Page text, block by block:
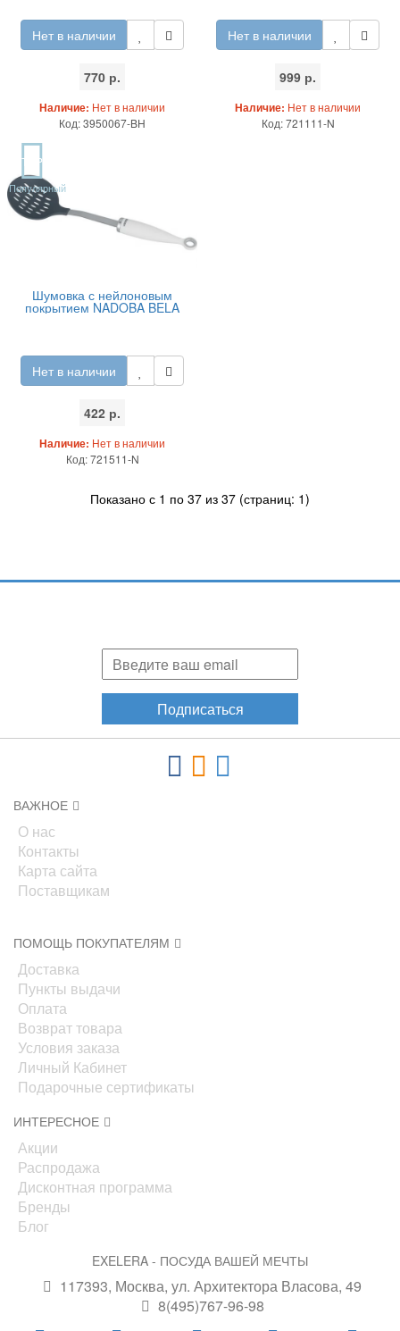
Нет в наличии
770 р.
Наличие: Нет в наличии
Код: 3950067-BH
Нет в наличии
999 р.
Наличие: Нет в наличии
Код: 721111-N
TOP
Популярный
Шумовка с нейлоновым
покрытием NADOBA BELA
Нет в наличии
422 р.
Наличие: Нет в наличии
Код: 721511-N
Показано с 1 по 37 из 37 (страниц: 1)
Подписаться
ВАЖНОЕ
О нас
Контакты
Карта сайта
Поставщикам
ПОМОЩЬ ПОКУПАТЕЛЯМ
Доставка
Пункты выдачи
Оплата
Возврат товара
Условия заказа
Личный Кабинет
Подарочные сертификаты
ИНТЕРЕСНОЕ
Акции
Распродажа
Дисконтная программа
Бренды
Блог
EXELERA - ПОСУДА ВАШЕЙ МЕЧТЫ
117393, Москва, ул. Архитектора Власова, 49
8(495)767-96-98
info@exelera.ru